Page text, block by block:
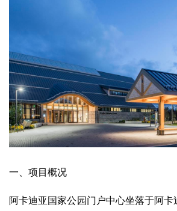
一、项目概况
阿卡迪亚国家公园门户中心坐落于阿